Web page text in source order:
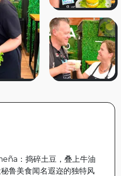
：捣碎土豆，叠上牛油
鲁美食闻名遐迩的独特风